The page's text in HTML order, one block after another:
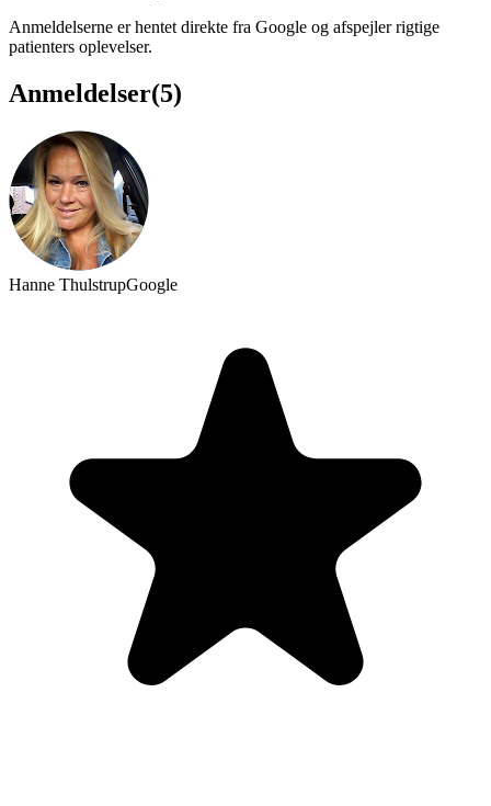
Anmeldelserne er hentet direkte fra Google og afspejler rigtige
patienters oplevelser.
Anmeldelser(5)
Hanne ThulstrupGoogle